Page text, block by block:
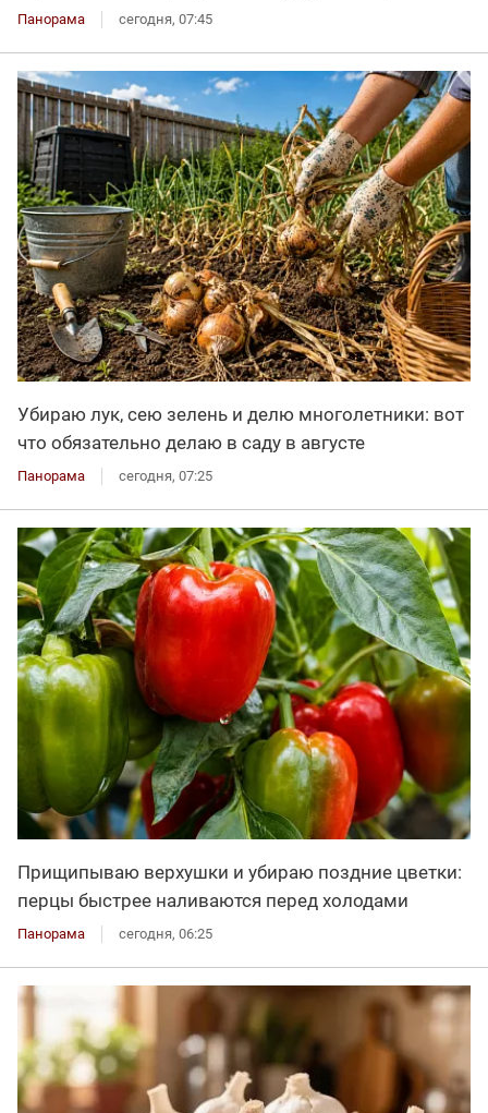
Панорама сегодня, 07:45
Убираю лук, сею зелень и делю многолетники: вот
что обязательно делаю в саду в августе
Панорама сегодня, 07:25
Прищипываю верхушки и убираю поздние цветки:
перцы быстрее наливаются перед холодами
Панорама сегодня, 06:25